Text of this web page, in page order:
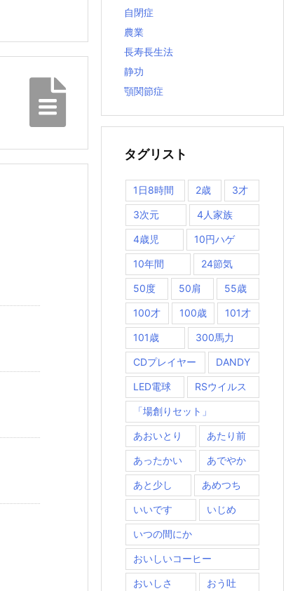
自閉症
農業
長寿長生法
静功
顎関節症
タグリスト
1日8時間 2歳 3才
3次元 4人家族
4歳児 10円ハゲ
10年間 24節気
50度 50肩 55歳
100才 100歳 101才
101歳 300馬力
CDプレイヤー DANDY
LED電球 RSウイルス
「場創りセット」
あおいとり あたり前
あったかい あでやか
あと少し あめつち
いいです いじめ
いつの間にか
おいしいコーヒー
おいしさ おう吐